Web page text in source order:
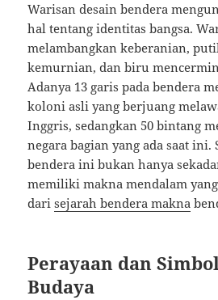
Warisan desain bendera
hal tentang identitas bangsa.
melambangkan keberanian,
kemurnian, dan biru
Adanya 13 garis pada bendera
koloni asli yang berjuang
Inggris, sedangkan 50 bintang
negara bagian yang ada saat ini.
bendera ini bukan hanya
memiliki makna mendalam
darisejarah bendera makna
Perayaan dan
Budaya